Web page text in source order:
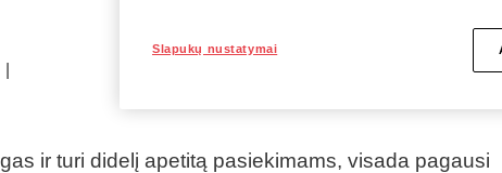
ir turi didelį apetitą pasiekimams, visada pagausi
Slapukų nustatymai